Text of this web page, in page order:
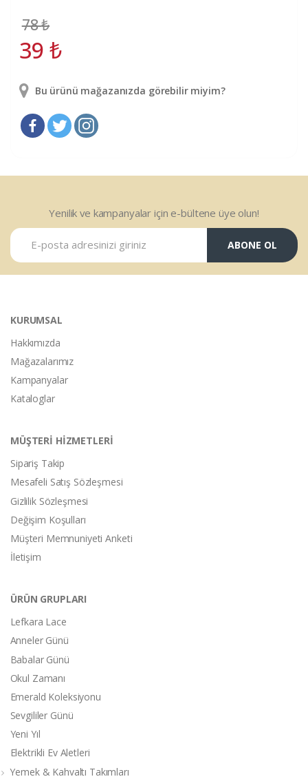
78₺
39 ₺
Bu ürünü mağazanızda görebilir miyim?
Yenilik ve kampanyalar için e-bültene üye olun!
ABONE OL
KURUMSAL
Hakkımızda
Mağazalarımız
Kampanyalar
Kataloglar
MÜŞTERİ HİZMETLERİ
Sipariş Takip
Mesafeli Satış Sözleşmesi
Gizlilik Sözleşmesi
Değişim Koşulları
Müşteri Memnuniyeti Anketi
İletişim
ÜRÜN GRUPLARI
Lefkara Lace
Anneler Günü
Babalar Günü
Okul Zamanı
Emerald Koleksiyonu
Sevgililer Günü
Yeni Yıl
Elektrikli Ev Aletleri
Yemek & Kahvaltı Takımları